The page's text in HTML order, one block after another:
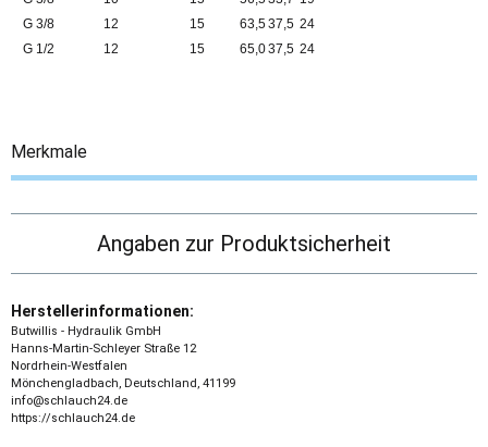
G 3/8
12 15 63,537,5 24
G 1/2
12 15 65,037,5 24
Merkmale
Angaben zur Produktsicherheit
Herstellerinformationen:
Butwillis - Hydraulik GmbH
Hanns-Martin-Schleyer Straße 12
Nordrhein-Westfalen
Mönchengladbach, Deutschland, 41199
info@schlauch24.de
https://schlauch24.de